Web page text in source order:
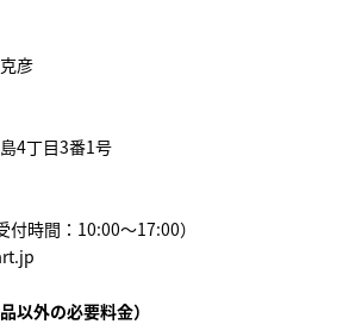
彦
4丁目3番1号
付時間： 10:00～17:00）
以外の必要料金）